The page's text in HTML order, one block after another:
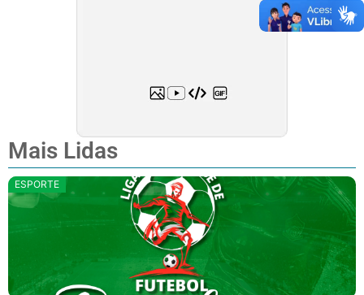
Mais Lidas
ESPORTE